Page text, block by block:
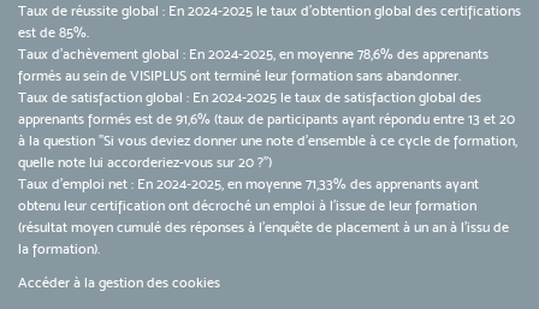
Taux de réussite global : En 2024-2025 le taux d'obtention global des certifications
est de 85%.
Taux d’achèvement global : En 2024-2025, en moyenne 78,6% des apprenants
formés au sein de VISIPLUS ont terminé leur formation sans abandonner.
Taux de satisfaction global : En 2024-2025 le taux de satisfaction global des
apprenants formés est de 91,6% (taux de participants ayant répondu entre 13 et 20
à la question "Si vous deviez donner une note d’ensemble à ce cycle de formation,
quelle note lui accorderiez-vous sur 20 ?")
Taux d’emploi net : En 2024-2025, en moyenne 71,33% des apprenants ayant
obtenu leur certification ont décroché un emploi à l'issue de leur formation
(résultat moyen cumulé des réponses à l'enquête de placement à un an à l'issu de
la formation).
Accéder à la gestion des cookies